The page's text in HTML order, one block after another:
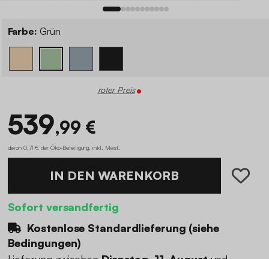
Farbe: Grün
roter Preis
539,99 €
davon 0,71 € der Öko-Beteiligung inkl. Mwst.
IN DEN WARENKORB
Sofort versandfertig
Kostenlose Standardlieferung (siehe
Bedingungen)